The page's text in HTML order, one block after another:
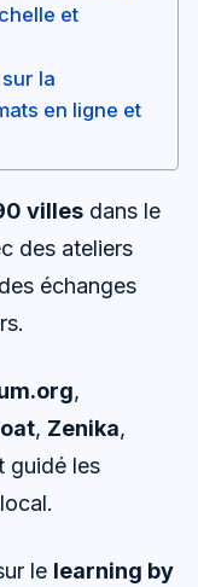
et
la
en ligne et
villesdans le
des ateliers
échanges
,
, Zenika,
guidé les
le learning by